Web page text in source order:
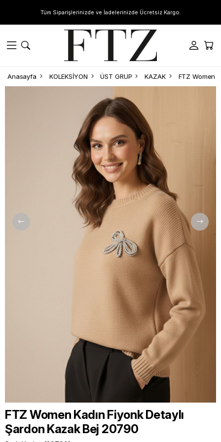
Tüm Siparişlerinizde ve İadelerinizde Ücretsiz Kargo.
Anasayfa KOLEKSİYON ÜST GRUP KAZAK
FTZ Women Kadın Fiyonk Detaylı
Şardon Kazak Bej 20790